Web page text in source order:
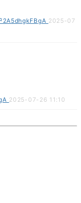
2A5dhgkFBgA 2025-07
2025-07-26 11:10